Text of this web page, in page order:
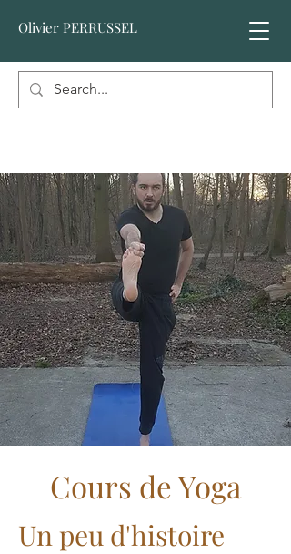
Olivier PERRUSSEL
Cours de Yoga
Un peu d'histoire